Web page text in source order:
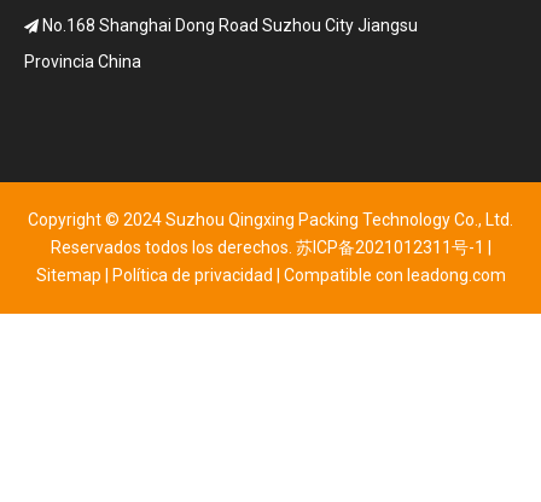
 No.168 Shanghai Dong Road Suzhou City Jiangsu
Provincia China
Copyright © 2024 Suzhou Qingxing Packing Technology Co., Ltd.
Reservados todos los derechos. 苏ICP备2021012311号-1
Sitemap
Política de privacidad | Compatible con leadong.com